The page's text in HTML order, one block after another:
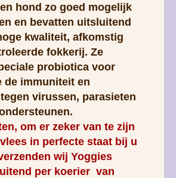
hond zo goed mogelijk
en bevatten uitsluitend
kwaliteit, afkomstig
fokkerij. Ze
probiotica voor
de immuniteit en
virussen, parasieten
om er zeker van te zijn
in perfecte staat bij u
wij Yoggies
per koerier van